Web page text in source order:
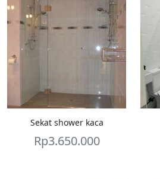
Sekat shower kaca
Rp3.650.000